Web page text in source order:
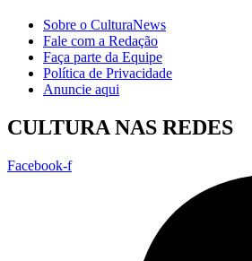
Sobre o CulturaNews
Fale com a Redação
Faça parte da Equipe
Política de Privacidade
Anuncie aqui
CULTURA NAS REDES
Facebook-f